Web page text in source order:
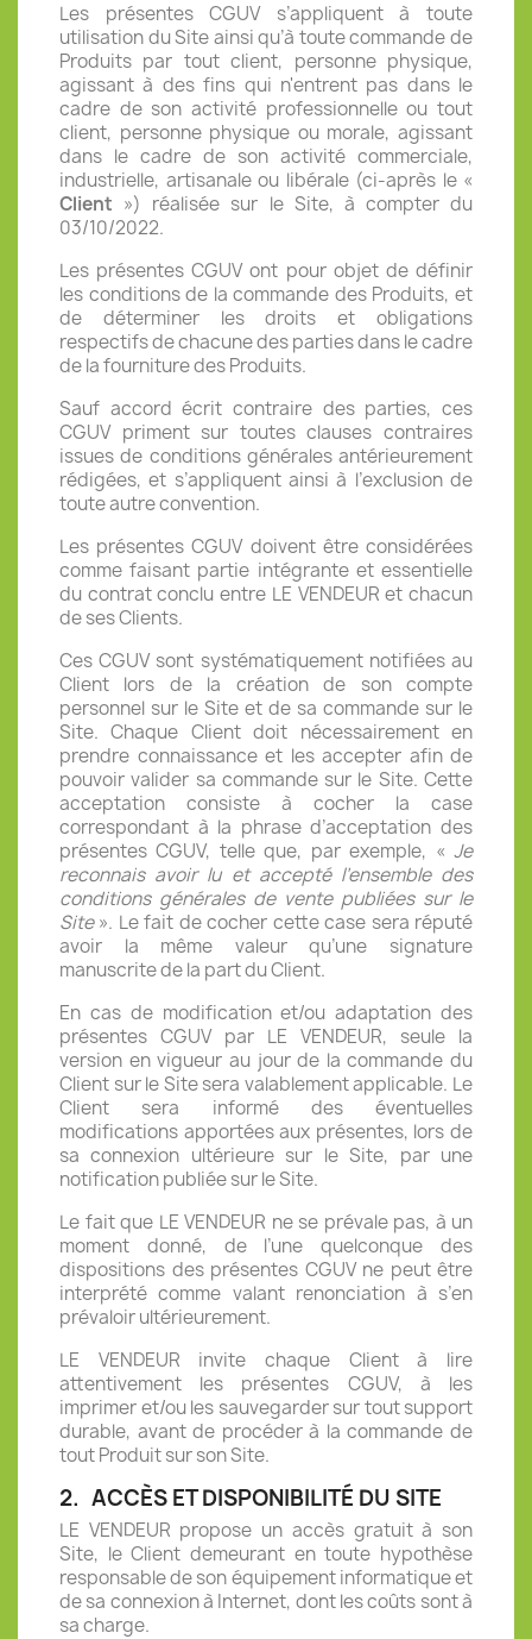
Les présentes CGUV s’appliquent à toute
utilisation du Site ainsi qu’à toute commande de
Produits par tout client, personne physique,
agissant à des fins qui n'entrent pas dans le
cadre de son activité professionnelle ou tout
client, personne physique ou morale, agissant
dans le cadre de son activité commerciale,
industrielle, artisanale ou libérale (ci-après le «
Client ») réalisée sur le Site, à compter du
03/10/2022.
Les présentes CGUV ont pour objet de définir
les conditions de la commande des Produits, et
de déterminer les droits et obligations
respectifs de chacune des parties dans le cadre
de la fourniture des Produits.
Sauf accord écrit contraire des parties, ces
CGUV priment sur toutes clauses contraires
issues de conditions générales antérieurement
rédigées, et s’appliquent ainsi à l’exclusion de
toute autre convention.
Les présentes CGUV doivent être considérées
comme faisant partie intégrante et essentielle
du contrat conclu entre LE VENDEUR et chacun
de ses Clients.
Ces CGUV sont systématiquement notifiées au
Client lors de la création de son compte
personnel sur le Site et de sa commande sur le
Site. Chaque Client doit nécessairement en
prendre connaissance et les accepter afin de
pouvoir valider sa commande sur le Site. Cette
acceptation consiste à cocher la case
correspondant à la phrase d’acceptation des
présentes CGUV, telle que, par exemple, « Je
reconnais avoir lu et accepté l’ensemble des
conditions générales de vente publiées sur le
Site». Le fait de cocher cette case sera réputé
avoir la même valeur qu’une signature
manuscrite de la part du Client.
En cas de modification et/ou adaptation des
présentes CGUV par LE VENDEUR, seule la
version en vigueur au jour de la commande du
Client sur le Site sera valablement applicable. Le
Client sera informé des éventuelles
modifications apportées aux présentes, lors de
sa connexion ultérieure sur le Site, par une
notification publiée sur le Site.
Le fait que LE VENDEUR ne se prévale pas, à un
moment donné, de l’une quelconque des
dispositions des présentes CGUV ne peut être
interprété comme valant renonciation à s’en
prévaloir ultérieurement.
LE VENDEUR invite chaque Client à lire
attentivement les présentes CGUV, à les
imprimer et/ou les sauvegarder sur tout support
durable, avant de procéder à la commande de
tout Produit sur son Site.
2. ACCÈS ET DISPONIBILITÉ DU SITE
LE VENDEUR propose un accès gratuit à son
Site, le Client demeurant en toute hypothèse
responsable de son équipement informatique et
de sa connexion à Internet, dont les coûts sont à
sa charge.